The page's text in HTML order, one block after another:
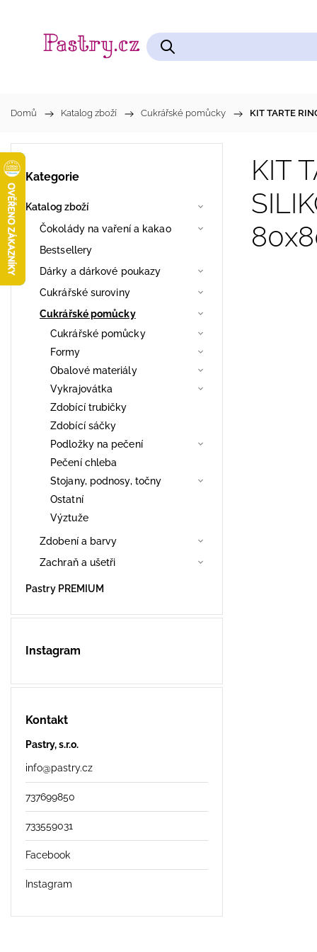
Domů / Katalog zboží / Cukrářské pomůcky / KIT TARTE
Kategorie
Katalog zboží
Čokolády na vaření a kakao
Bestsellery
Dárky a dárkové poukazy
Cukrářské suroviny
Cukrářské pomůcky
Cukrářské pomůcky
Formy
Obalové materiály
Vykrajovátka
Zdobící trubičky
Zdobící sáčky
Podložky na pečení
Pečení chleba
Stojany, podnosy, točny
Ostatní
Výztuže
Zdobení a barvy
Zachraň a ušetři
Pastry PREMIUM
Instagram
Kontakt
Pastry, s.r.o.
info@pastry.cz
737699850
733559031
Facebook
Instagram
KIT